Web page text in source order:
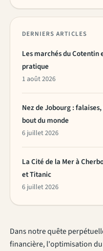
Dans notre quête
financière, l'optimisation
DERNIERS ARTICLES
Les marchés du Cotentin
pratique
1 août 2026
Nez de Jobourg :
bout du monde
6 juillet 2026
La Cité de la Mer à
et Titanic
6 juillet 2026